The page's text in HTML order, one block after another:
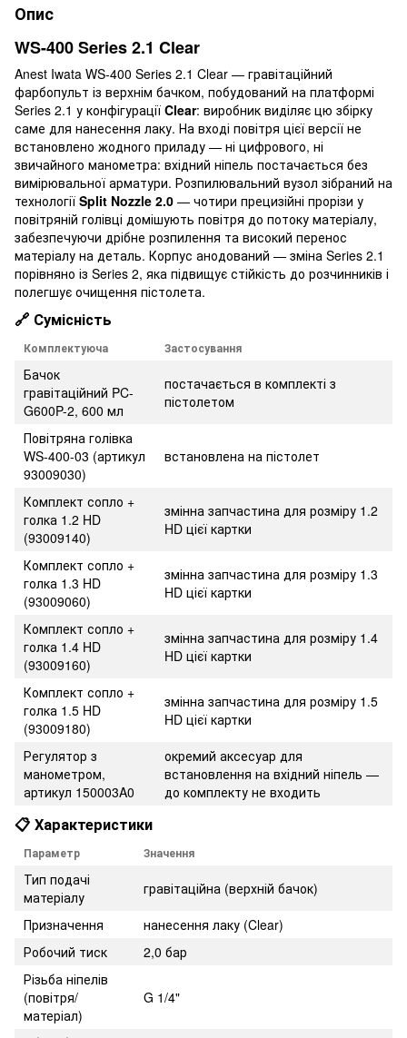
Опис
WS-400 Series 2.1 Clear
Anest Iwata WS-400 Series 2.1 Clear — гравітаційний
фарбопульт із верхнім бачком, побудований на платформі
Series 2.1 у конфігурації Clear: виробник виділяє цю збірку
саме для нанесення лаку. На вході повітря цієї версії не
встановлено жодного приладу — ні цифрового, ні
звичайного манометра: вхідний ніпель постачається без
вимірювальної арматури. Розпилювальний вузол зібраний на
технології Split Nozzle 2.0 — чотири прецизійні прорізи у
повітряній голівці домішують повітря до потоку матеріалу,
забезпечуючи дрібне розпилення та високий перенос
матеріалу на деталь. Корпус анодований — зміна Series 2.1
порівняно із Series 2, яка підвищує стійкість до розчинників і
полегшує очищення пістолета.
🔗 Сумісність
Комплектуюча Застосування
Бачок
гравітаційний PC-
G600P-2, 600 мл
постачається в комплекті з
пістолетом
Повітряна голівка
WS-400-03 (артикул
93009030)
встановлена на пістолет
Комплект сопло +
голка 1.2 HD
(93009140)
змінна запчастина для розміру 1.2
HD цієї картки
Комплект сопло +
голка 1.3 HD
(93009060)
змінна запчастина для розміру 1.3
HD цієї картки
Комплект сопло +
голка 1.4 HD
(93009160)
змінна запчастина для розміру 1.4
HD цієї картки
Комплект сопло +
голка 1.5 HD
(93009180)
змінна запчастина для розміру 1.5
HD цієї картки
Регулятор з
манометром,
артикул 150003A0
окремий аксесуар для
встановлення на вхідний ніпель —
до комплекту не входить
📋 Характеристики
Параметр Значення
Тип подачі
матеріалу
гравітаційна (верхній бачок)
Призначення
нанесення лаку (Clear)
Робочий тиск
2,0 бар
Різьба ніпелів
(повітря/
матеріал)
G 1/4"